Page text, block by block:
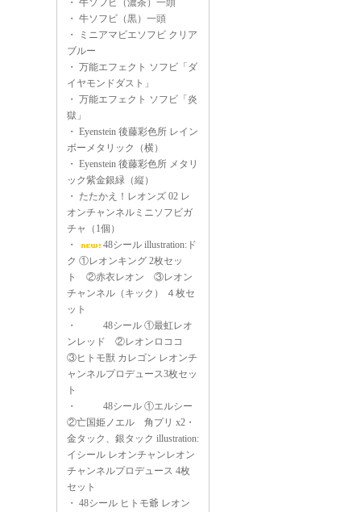
・ 牛ソフビ（濃茶）一頭
・ 牛ソフビ（黒）一頭
・
ミニアマビエソフビ クリア
ブルー
・ 万能エフェクト ソフビ「ダ
イヤモンドダスト」
・ 万能エフェクト ソフビ「炎
獄」
・ Eyenstein 後藤彩色所 レイン
ボーメタリック（横）
・ Eyenstein 後藤彩色所 メタリ
ック紫金銀緑（縦）
・ たたかえ！レオンズ 02 レ
オンチャンネルミニソフビガ
チャ（1個）
・
48シール illustration:ド
ク ①レオンキング 2枚セッ
ト ②赤衣レオン ③レオン
チャンネル（キック） ４枚セ
ット
・
48シール ①最虹レオ
ンレッド ②レオンロココ
③ヒトモ獣 カレゴン レオンチ
ャンネルプロデュース3枚セッ
ト
・
48シール ①エルシー
②亡国姫ノエル 角プリ x2・
金タック、銀タック illustration:
イシール レオンチャンレオン
チャンネルプロデュース 4枚
セット
・ 48シール ヒトモ爺 レオン